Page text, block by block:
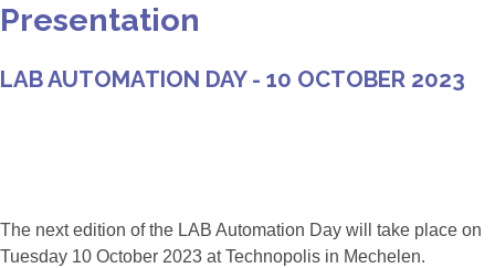
Presentation
LAB AUTOMATION DAY - 10 OCTOBER 2023
The next edition of the LAB Automation Day will take place on
Tuesday 10 October 2023 at Technopolis in Mechelen.